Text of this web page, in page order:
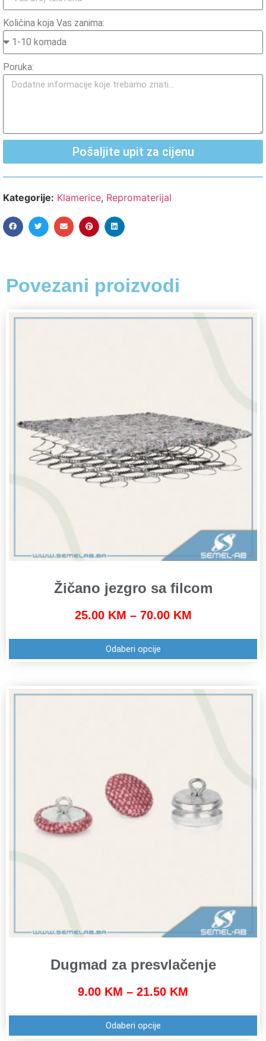
Količina koja Vas zanima:
Poruka:
Pošaljite upit za cijenu
Kategorije: Klamerice, Repromaterijal
Povezani proizvodi
Žičano jezgro sa filcom
25.00 KM – 70.00 KM
Odaberi opcije
Dugmad za presvlačenje
9.00 KM – 21.50 KM
Odaberi opcije